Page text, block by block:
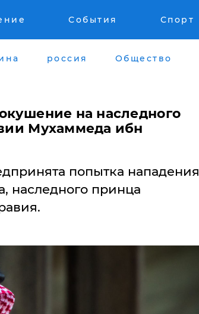
События Спорт
россия Общество
на наследного
Мухаммеда ибн
попытка нападения
наследного принца